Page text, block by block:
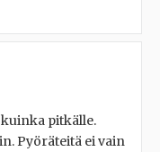
kuinka pitkälle.
Pyöräteitä ei vain